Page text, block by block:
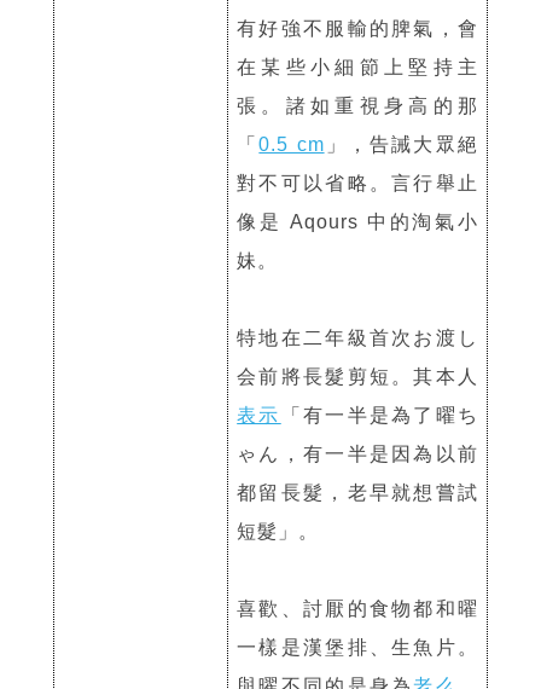
有好強不服輸的脾氣，會
在某些小細節上堅持主
張。諸如重視身高的那
「0.5 cm 」，告誡大眾絕
對不可以省略。言行舉止
像是 Aqours 中的淘氣小
妹。
特地在二年級首次お渡し
会前將長髮剪短。其本人
表示
「有一半是為了曜ち
ゃん，有一半是因為以前
都留長髮，老早就想嘗試
短髮」。
喜歡、討厭的食物都和曜
一樣是漢堡排、生魚片。